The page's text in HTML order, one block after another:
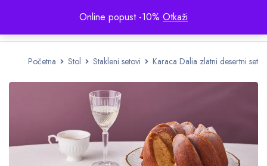
Online popust -10% Otkaži
Početna Stol Stakleni setovi Karaca Dalia zlatni desertni set